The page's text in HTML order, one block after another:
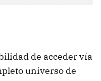
de acceder vía
universo de